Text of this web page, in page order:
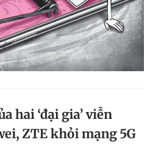
hai ‘đại gia’ viễn
ZTE khỏi mạng 5G